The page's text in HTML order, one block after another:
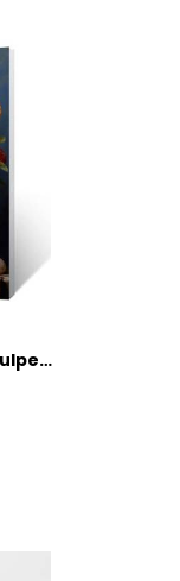
Tucocoo Blumenstrauß Tulpen, Malen nach Zahlen, Kits mit Pinseln und Acrylpigment auf Leinwand, Gemälde für Erwachsene, Keramikvase, Stillleben, Bilder für Zuhause, Wanddekoration, Geschenke